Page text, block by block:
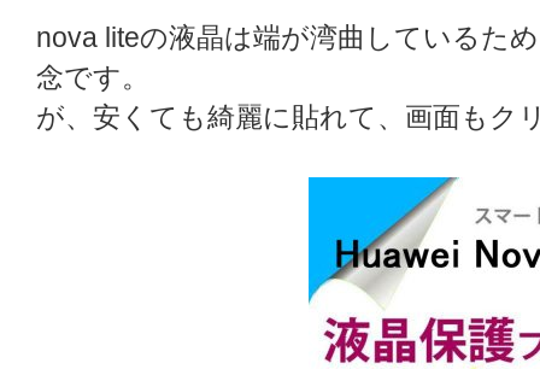
nova liteの液晶は端が湾曲しているた
念です。
が、安くても綺麗に貼れて、画面もク